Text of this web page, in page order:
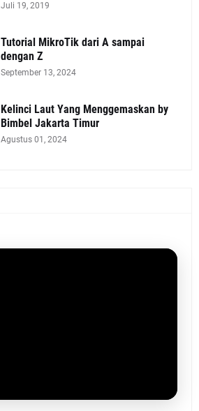
Juli 19, 2019
Tutorial MikroTik dari A sampai
dengan Z
September 13, 2024
Kelinci Laut Yang Menggemaskan by
Bimbel Jakarta Timur
Agustus 01, 2024